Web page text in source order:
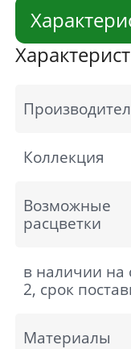
Коллекция
Возможные
расцветки
в наличии на
2, срок
Материалы